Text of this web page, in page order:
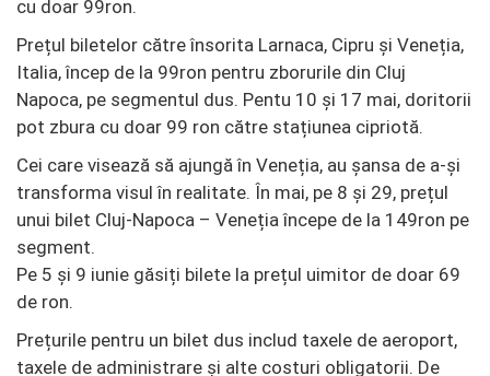
cu doar 99ron.
Prețul biletelor către însorita Larnaca, Cipru și Veneția,
Italia, încep de la 99ron pentru zborurile din Cluj
Napoca, pe segmentul dus. Pentu 10 și 17 mai, doritorii
pot zbura cu doar 99 ron către stațiunea cipriotă.
Cei care visează să ajungă în Veneția, au șansa de a-și
transforma visul în realitate. În mai, pe 8 și 29, prețul
unui bilet Cluj-Napoca – Veneția începe de la 149ron pe
segment.
Pe 5 și 9 iunie găsiți bilete la prețul uimitor de doar 69
de ron.
Prețurile pentru un bilet dus includ taxele de aeroport,
taxele de administrare și alte costuri obligatorii. De